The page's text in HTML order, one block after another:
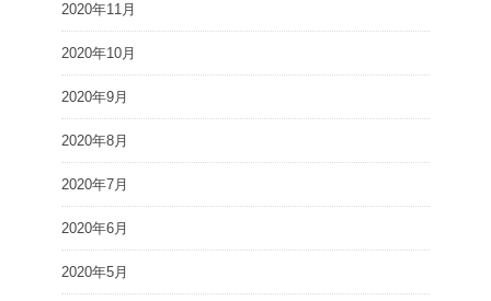
2020年11月
2020年10月
2020年9月
2020年8月
2020年7月
2020年6月
2020年5月